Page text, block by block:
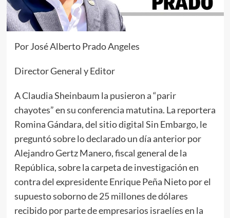
Por José Alberto Prado Angeles
Director General y Editor
A Claudia Sheinbaum la pusieron a “parir
chayotes” en su conferencia matutina. La reportera
Romina Gándara, del sitio digital Sin Embargo, le
preguntó sobre lo declarado un día anterior por
Alejandro Gertz Manero, fiscal general de la
República, sobre la carpeta de investigación en
contra del expresidente Enrique Peña Nieto por el
supuesto soborno de 25 millones de dólares
recibido por parte de empresarios israelíes en la